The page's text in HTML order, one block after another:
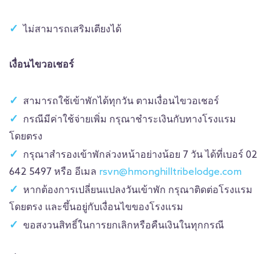
ไม่สามารถเสริมเตียงได้
เงื่อนไขวอเชอร์
สามารถใช้เข้าพักได้ทุกวัน ตามเงื่อนไขวอเชอร์
กรณีมีค่าใช้จ่ายเพิ่ม กรุณาชำระเงินกับทางโรงแรม
โดยตรง
กรุณาสำรองเข้าพักล่วงหน้าอย่างน้อย 7 วัน ได้ที่เบอร์ 02
642 5497 หรือ อีเมล rsvn@hmonghilltribelodge.com
หากต้องการเปลี่ยนแปลงวันเข้าพัก กรุณาติดต่อโรงแรม
โดยตรง และขึ้นอยู่กับเงื่อนไขของโรงแรม
ขอสงวนสิทธิ์ในการยกเลิกหรือคืนเงินในทุกกรณี